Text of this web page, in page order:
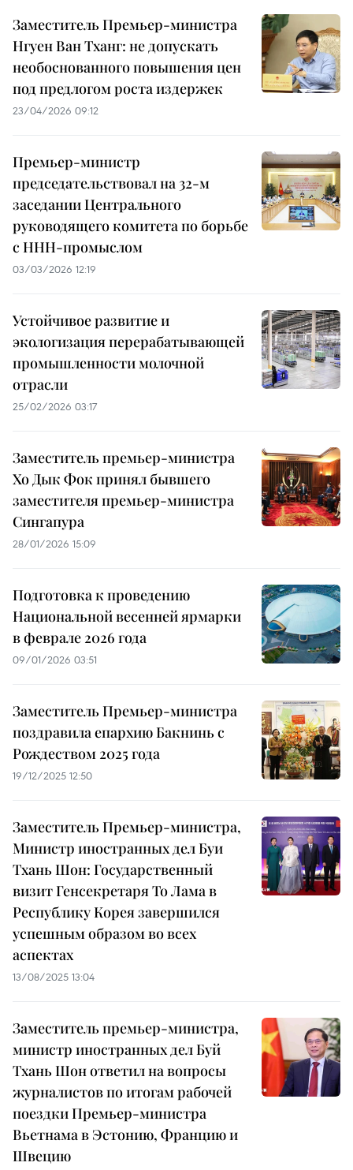
Заместитель Премьер-министра
Нгуен Ван Тханг: не допускать
необоснованного повышения цен
под предлогом роста издержек
23/04/2026 09:12
Премьер-министр
председательствовал на 32-м
заседании Центрального
руководящего комитета по борьбе
с ННН-промыслом
03/03/2026 12:19
Устойчивое развитие и
экологизация перерабатывающей
промышленности молочной
отрасли
25/02/2026 03:17
Заместитель премьер-министра
Хо Дык Фок принял бывшего
заместителя премьер-министра
Сингапура
28/01/2026 15:09
Подготовка к проведению
Национальной весенней ярмарки
в феврале 2026 года
09/01/2026 03:51
Заместитель Премьер-министра
поздравила епархию Бакнинь с
Рождеством 2025 года
19/12/2025 12:50
Заместитель Премьер-министра,
Министр иностранных дел Буи
Тхань Шон: Государственный
визит Генсекретаря То Лама в
Республику Корея завершился
успешным образом во всех
аспектах
13/08/2025 13:04
Заместитель премьер-министра,
министр иностранных дел Буй
Тхань Шон ответил на вопросы
журналистов по итогам рабочей
поездки Премьер-министра
Вьетнама в Эстонию, Францию и
Швецию